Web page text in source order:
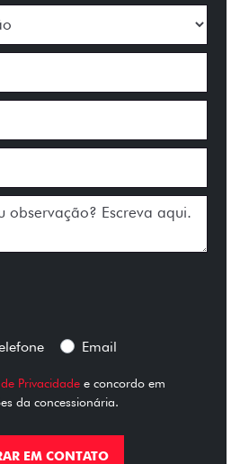
Email
Privacidade e concordo em
da concessionária.
EM CONTATO